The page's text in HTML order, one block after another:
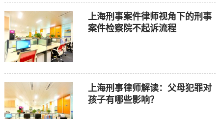
上海刑事案件律师视角下的刑事
案件检察院不起诉流程
上海刑事律师解读：父母犯罪对
孩子有哪些影响？